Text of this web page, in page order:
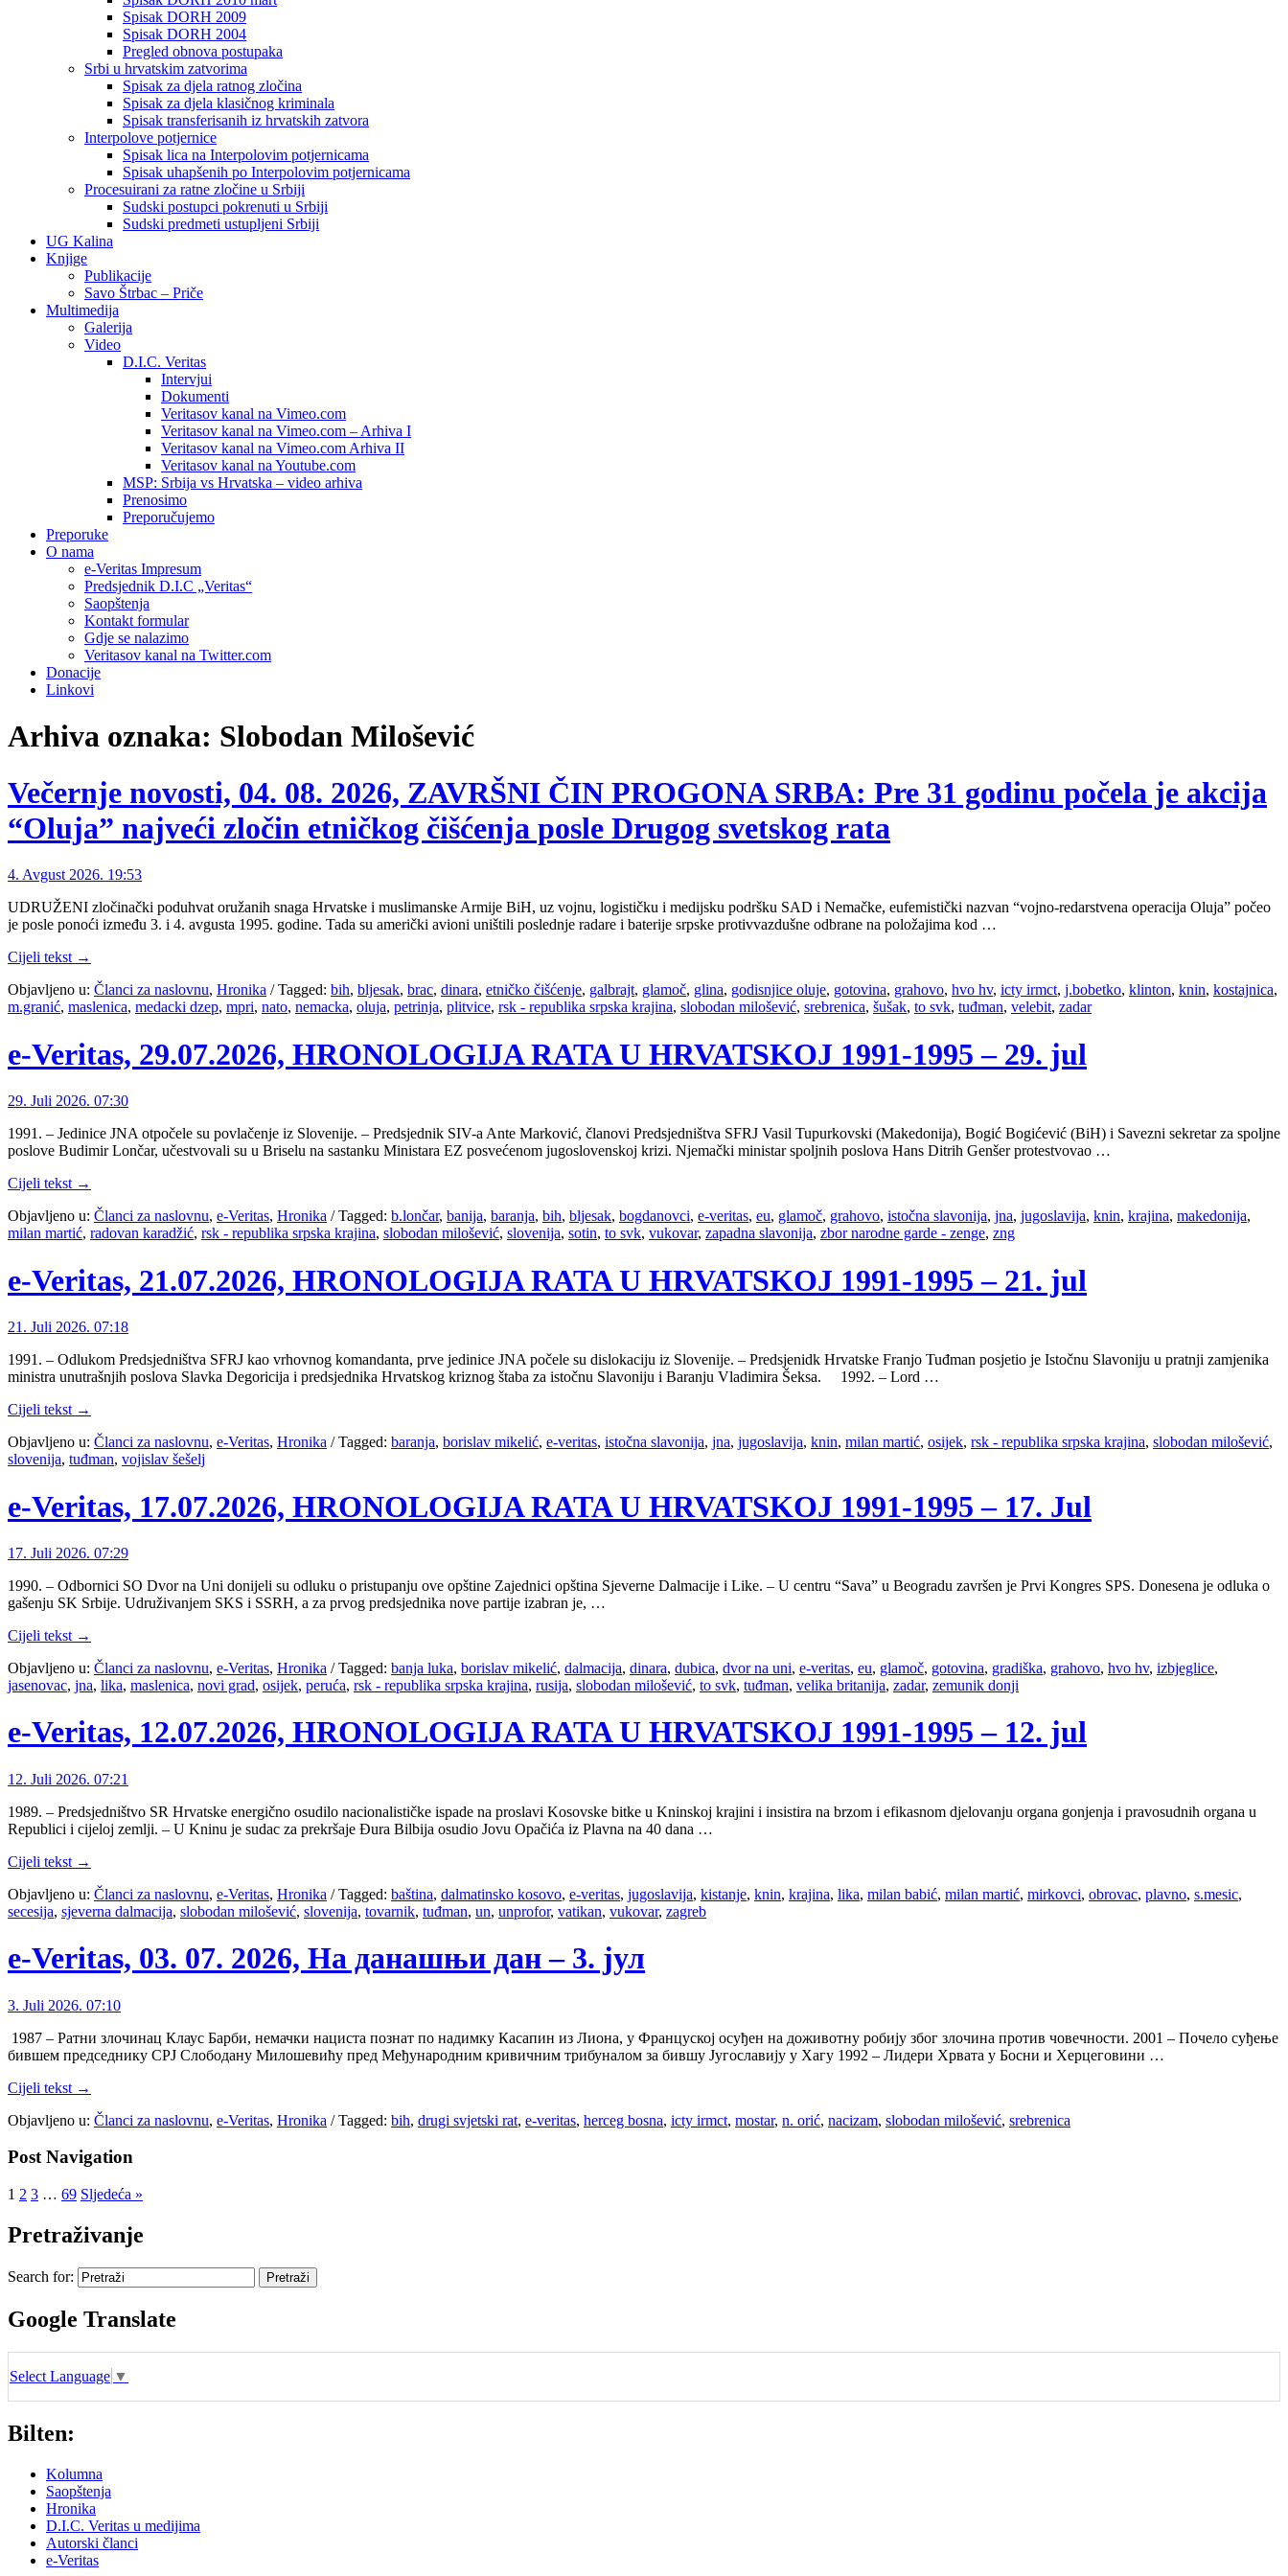
Spisak DORH 2009
Spisak DORH 2004
Pregled obnova postupaka
Srbi u hrvatskim zatvorima
Spisak za djela ratnog zločina
Spisak za djela klasičnog kriminala
Spisak transferisanih iz hrvatskih zatvora
Interpolove potjernice
Spisak lica na Interpolovim potjernicama
Spisak uhapšenih po Interpolovim potjernicama
Procesuirani za ratne zločine u Srbiji
Sudski postupci pokrenuti u Srbiji
Sudski predmeti ustupljeni Srbiji
UG Kalina
Knjige
Publikacije
Savo Štrbac – Priče
Multimedija
Galerija
Video
D.I.C. Veritas
Intervjui
Dokumenti
Veritasov kanal na Vimeo.com
Veritasov kanal na Vimeo.com – Arhiva I
Veritasov kanal na Vimeo.com Arhiva II
Veritasov kanal na Youtube.com
MSP: Srbija vs Hrvatska – video arhiva
Prenosimo
Preporučujemo
Preporuke
O nama
e-Veritas Impresum
Predsjednik D.I.C „Veritas“
Saopštenja
Kontakt formular
Gdje se nalazimo
Veritasov kanal na Twitter.com
Donacije
Linkovi
Arhiva oznaka: Slobodan Milošević
Večernje novosti, 04. 08. 2026, ZAVRŠNI ČIN PROGONA SRBA: Pre 31 godinu počela je akcija
“Oluja” najveći zločin etničkog čišćenja posle Drugog svetskog rata
4. Avgust 2026. 19:53
UDRUŽENI zločinački poduhvat oružanih snaga Hrvatske i muslimanske Armije BiH, uz vojnu, logističku i medijsku podršku SAD i Nemačke, eufemistički nazvan “vojno-redarstvena operacija Oluja” počeo
je posle ponoći između 3. i 4. avgusta 1995. godine. Tada su američki avioni uništili poslednje radare i baterije srpske protivvazdušne odbrane na položajima kod …
Cijeli tekst →
Objavljeno u: Članci za naslovnu, Hronika /Tagged: bih, bljesak, brac, dinara, etničko čišćenje, galbrajt, glamoč, glina, godisnjice oluje, gotovina, grahovo, hvo hv, icty irmct, j.bobetko, klinton, knin, kostajnica,
m.granić, maslenica, medacki dzep, mpri, nato, nemacka, oluja, petrinja, plitvice, rsk - republika srpska krajina, slobodan milošević, srebrenica, šušak, to svk, tuđman, velebit, zadar
e-Veritas, 29.07.2026, HRONOLOGIJA RATA U HRVATSKOJ 1991-1995 – 29. jul
29. Juli 2026. 07:30
1991. – Jedinice JNA otpočele su povlačenje iz Slovenije. – Predsjednik SIV-a Ante Marković, članovi Predsjedništva SFRJ Vasil Tupurkovski (Makedonija), Bogić Bogićević (BiH) i Savezni sekretar za spoljne
poslove Budimir Lončar, učestvovali su u Briselu na sastanku Ministara EZ posvećenom jugoslovenskoj krizi. Njemački ministar spoljnih poslova Hans Ditrih Genšer protestvovao …
Cijeli tekst →
Objavljeno u: Članci za naslovnu, e-Veritas, Hronika /Tagged: b.lončar, banija, baranja, bih, bljesak, bogdanovci, e-veritas, eu, glamoč, grahovo, istočna slavonija, jna, jugoslavija, knin, krajina, makedonija,
milan martić, radovan karadžić, rsk - republika srpska krajina, slobodan milošević, slovenija, sotin, to svk, vukovar, zapadna slavonija, zbor narodne garde - zenge, zng
e-Veritas, 21.07.2026, HRONOLOGIJA RATA U HRVATSKOJ 1991-1995 – 21. jul
21. Juli 2026. 07:18
1991. – Odlukom Predsjedništva SFRJ kao vrhovnog komandanta, prve jedinice JNA počele su dislokaciju iz Slovenije. – Predsjenidk Hrvatske Franjo Tuđman posjetio je Istočnu Slavoniju u pratnji zamjenika
ministra unutrašnjih poslova Slavka Degoricija i predsjednika Hrvatskog kriznog štaba za istočnu Slavoniju i Baranju Vladimira Šeksa. 1992. – Lord …
Cijeli tekst →
Objavljeno u: Članci za naslovnu, e-Veritas, Hronika /Tagged: baranja, borislav mikelić, e-veritas, istočna slavonija, jna, jugoslavija, knin, milan martić, osijek, rsk - republika srpska krajina, slobodan milošević,
slovenija, tuđman, vojislav šešelj
e-Veritas, 17.07.2026, HRONOLOGIJA RATA U HRVATSKOJ 1991-1995 – 17. Jul
17. Juli 2026. 07:29
1990. – Odbornici SO Dvor na Uni donijeli su odluku o pristupanju ove opštine Zajednici opština Sjeverne Dalmacije i Like. – U centru “Sava” u Beogradu završen je Prvi Kongres SPS. Donesena je odluka o
gašenju SK Srbije. Udruživanjem SKS i SSRH, a za prvog predsjednika nove partije izabran je, …
Cijeli tekst →
Objavljeno u: Članci za naslovnu, e-Veritas, Hronika /Tagged: banja luka, borislav mikelić, dalmacija, dinara, dubica, dvor na uni, e-veritas, eu, glamoč, gotovina, gradiška, grahovo, hvo hv, izbjeglice,
jasenovac, jna, lika, maslenica, novi grad, osijek, peruća, rsk - republika srpska krajina, rusija, slobodan milošević, to svk, tuđman, velika britanija, zadar, zemunik donji
e-Veritas, 12.07.2026, HRONOLOGIJA RATA U HRVATSKOJ 1991-1995 – 12. jul
12. Juli 2026. 07:21
1989. – Predsjedništvo SR Hrvatske energično osudilo nacionalističke ispade na proslavi Kosovske bitke u Kninskoj krajini i insistira na brzom i efikasnom djelovanju organa gonjenja i pravosudnih organa u
Republici i cijeloj zemlji. – U Kninu je sudac za prekršaje Đura Bilbija osudio Jovu Opačića iz Plavna na 40 dana …
Cijeli tekst →
Objavljeno u: Članci za naslovnu, e-Veritas, Hronika /Tagged: baština, dalmatinsko kosovo, e-veritas, jugoslavija, kistanje, knin, krajina, lika, milan babić, milan martić, mirkovci, obrovac, plavno, s.mesic,
secesija, sjeverna dalmacija, slobodan milošević, slovenija, tovarnik, tuđman, un, unprofor, vatikan, vukovar, zagreb
e-Veritas, 03. 07. 2026, На данашњи дан – 3. јул
3. Juli 2026. 07:10
1987 – Ратни злочинац Клаус Барби, немачки нациста познат по надимку Касапин из Лиона, у Француској осуђен на доживотну робију због злочина против човечности. 2001 – Почело суђење
бившем председнику СРЈ Слободану Милошевићу пред Међународним кривичним трибуналом за бившу Југославију у Хагу 1992 – Лидери Хрвата у Босни и Херцеговини …
Cijeli tekst →
Objavljeno u: Članci za naslovnu, e-Veritas, Hronika /Tagged: bih, drugi svjetski rat, e-veritas, herceg bosna, icty irmct, mostar, n. orić, nacizam, slobodan milošević, srebrenica
Post Navigation
1 2 3 … 69 Sljedeća »
Pretraživanje
Search for:
Google Translate
Select Language ▼
Bilten:
Kolumna
Saopštenja
Hronika
D.I.C. Veritas u medijima
Autorski članci
e-Veritas